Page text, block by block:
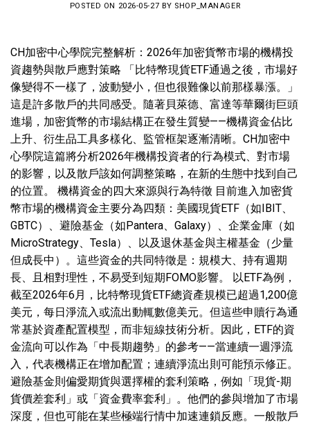
POSTED ON 2026-05-27 BY SHOP_MANAGER
CH加密中心學院完整解析：2026年加密貨幣市場的機構投
資趨勢與散戶應對策略 「比特幣現貨ETF通過之後，市場好
像變得不一樣了，波動變小，但也很難像以前那樣暴漲。」
這是許多散戶的共同感受。隨著貝萊德、富達等華爾街巨頭
進場，加密貨幣的市場結構正在發生質變——機構資金佔比
上升、衍生品工具多樣化、監管框架逐漸清晰。CH加密中
心學院這篇將分析2026年機構投資者的行為模式、對市場
的影響，以及散戶該如何調整策略，在新的生態中找到自己
的位置。 機構資金的四大來源與行為特徵 目前進入加密貨
幣市場的機構資金主要分為四類：美國現貨ETF（如IBIT、
GBTC）、避險基金（如Pantera、Galaxy）、企業金庫（如
MicroStrategy、Tesla）、以及退休基金與主權基金（少量
但成長中）。這些資金的共同特徵是：規模大、持有週期
長、且相對理性，不易受到短期FOMO影響。 以ETF為例，
截至2026年6月，比特幣現貨ETF總資產規模已超過1,200億
美元，每日淨流入或流出動輒數億美元。但這些申贖行為通
常基於資產配置模型，而非短線技術分析。因此，ETF的資
金流向可以作為「中長期趨勢」的參考——當連續一週淨流
入，代表機構正在增加配置；連續淨流出則可能預示修正。
避險基金則偏愛期貨與選擇權的套利策略，例如「現貨-期
貨價差套利」或「資金費率套利」。他們的參與增加了市場
深度，但也可能在某些極端行情中加速連鎖反應。一般散戶